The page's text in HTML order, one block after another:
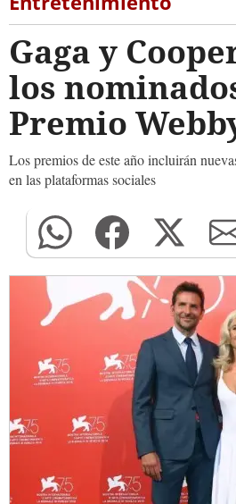
Gaga y
los
Premio
Los premios de este año incluirán
en las plataformas sociales